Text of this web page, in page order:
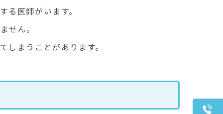
医師がいます。
せん。
まうことがあります。